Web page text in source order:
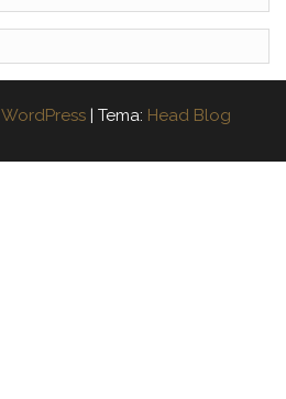
WordPress | Tema: Head Blog